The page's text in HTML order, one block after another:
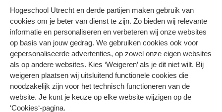
Hogeschool Utrecht en derde partijen maken gebruik van
cookies om je beter van dienst te zijn. Zo bieden wij relevante
informatie en personaliseren en verbeteren wij onze websites
op basis van jouw gedrag. We gebruiken cookies ook voor
gepersonaliseerde advertenties, op zowel onze eigen websites
als op andere websites. Kies ‘Weigeren’ als je dit niet wilt. Bij
weigeren plaatsen wij uitsluitend functionele cookies die
noodzakelijk zijn voor het technisch functioneren van de
website. Je kunt je keuze op elke website wijzigen op de
‘Cookies‘-pagina.
Privacy
HIER KOMT ALLES SAMEN
Privacy
Cookies